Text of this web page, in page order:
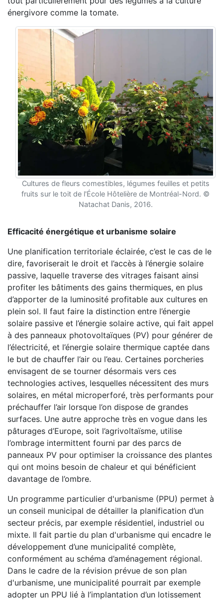
énergivore comme la tomate.
Cultures de fleurs comestibles, légumes feuilles et petits
fruits sur le toit de l'École Hôtelière de Montréal-Nord. ©
Natachat Danis, 2016.
Efficacité énergétique et urbanisme solaire
Une planification territoriale éclairée, c’est le cas de le
dire, favoriserait le droit et l’accès à l’énergie solaire
passive, laquelle traverse des vitrages faisant ainsi
profiter les bâtiments des gains thermiques, en plus
d’apporter de la luminosité profitable aux cultures en
plein sol. Il faut faire la distinction entre l’énergie
solaire passive et l’énergie solaire active, qui fait appel
à des panneaux photovoltaïques (PV) pour générer de
l’électricité, et l’énergie solaire thermique captée dans
le but de chauffer l’air ou l’eau. Certaines porcheries
envisagent de se tourner désormais vers ces
technologies actives, lesquelles nécessitent des murs
solaires, en métal microperforé, très performants pour
préchauffer l’air lorsque l’on dispose de grandes
surfaces. Une autre approche très en vogue dans les
pâturages d’Europe, soit l’agrivoltaïsme, utilise
l’ombrage intermittent fourni par des parcs de
panneaux PV pour optimiser la croissance des plantes
qui ont moins besoin de chaleur et qui bénéficient
davantage de l’ombre.
Un programme particulier d'urbanisme (PPU) permet à
un conseil municipal de détailler la planification d’un
secteur précis, par exemple résidentiel, industriel ou
mixte. Il fait partie du plan d'urbanisme qui encadre le
développement d’une municipalité complète,
conformément au schéma d’aménagement régional.
Dans le cadre de la révision prévue de son plan
d'urbanisme, une municipalité pourrait par exemple
adopter un PPU lié à l’implantation d’un lotissement